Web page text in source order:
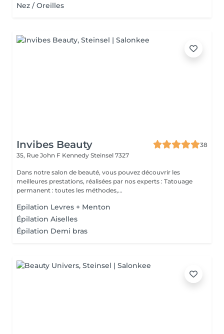
Nez / Oreilles
Invibes Beauty
38
35, Rue John F Kennedy Steinsel 7327
Dans notre salon de beauté, vous pouvez découvrir les
meilleures prestations, réalisées par nos experts : Tatouage
permanent : toutes les méthodes,...
Epilation Levres + Menton
Épilation Aiselles
Épilation Demi bras